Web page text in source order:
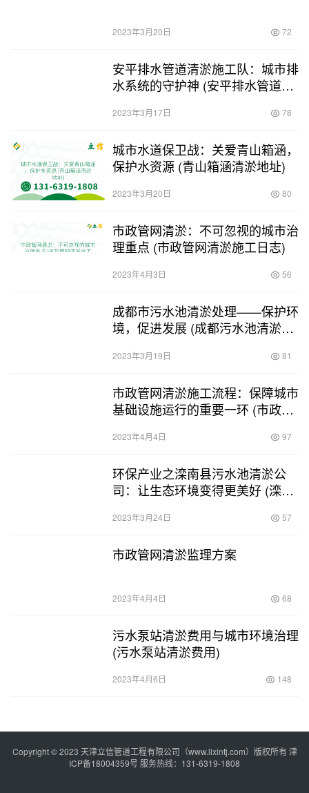
2023年3月20日 72
安平排水管道清淤施工队：城市排
水系统的守护神 (安平排水管道清
2023年3月17日 78
城市水道保卫战：关爱青山箱涵，
保护水资源 (青山箱涵清淤地址)
2023年3月20日 80
市政管网清淤：不可忽视的城市治
理重点 (市政管网清淤施工日志)
2023年4月3日 56
成都市污水池清淤处理——保护环
境，促进发展 (成都污水池清淤处
2023年3月19日 81
市政管网清淤施工流程：保障城市
基础设施运行的重要一环 (市政管
2023年4月4日 97
环保产业之滦南县污水池清淤公
司：让生态环境变得更美好 (滦南
2023年3月24日 57
市政管网清淤监理方案
2023年4月4日 68
污水泵站清淤费用与城市环境治理
(污水泵站清淤费用)
2023年4月6日 148
Copyright © 2023 天津立信管道工程有限公司（www.lixintj.com）版权所有津
ICP备18004359号 服务热线：131-6319-1808